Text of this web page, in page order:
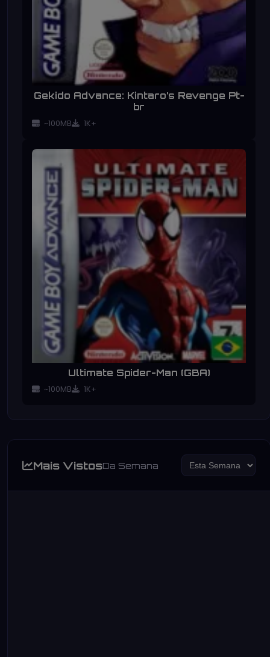
Gekido Advance: Kintaro’s Revenge Pt-
br
~100MB 1K+
Ultimate Spider-Man (GBA)
~100MB 1K+
Mais VistosDa Semana